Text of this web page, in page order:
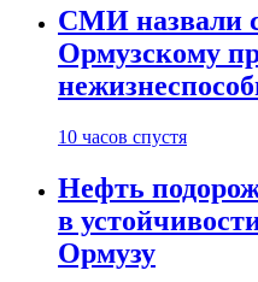
СМИ назвали
Ормузскому
10 часов спустя
Нефть
в
Ормузу